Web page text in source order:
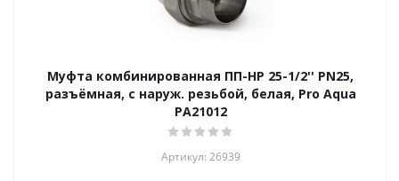
Муфта комбинированная ПП-НР 25-1/2'' PN25,
разъёмная, с наруж. резьбой, белая, Pro Aqua
PA21012
Артикул: 26939